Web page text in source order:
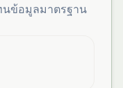
นข้อมูลมาตรฐาน